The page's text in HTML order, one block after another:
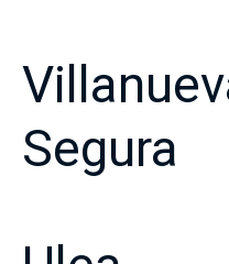
Segura